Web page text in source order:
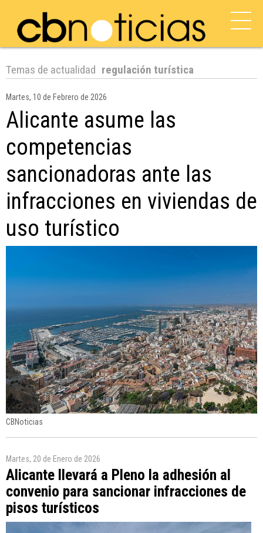
Temas de actualidad regulación turística
Martes, 10 de Febrero de 2026
Alicante asume las
competencias
sancionadoras ante las
infracciones en viviendas de
uso turístico
CBNoticias
Martes, 20 de Enero de 2026
Alicante llevará a Pleno la adhesión al
convenio para sancionar infracciones de
pisos turísticos